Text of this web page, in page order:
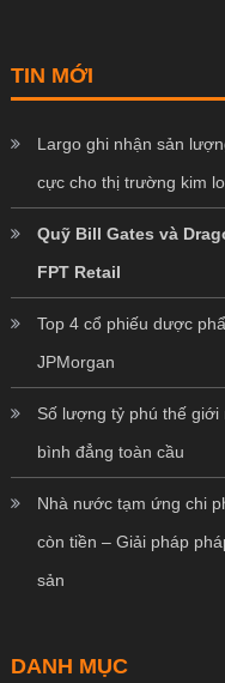
TIN MỚI
Largo ghi nhận sản
cực cho thị trường kim
Quỹ Bill Gates và
FPT Retail
Top 4 cổ phiếu dược
JPMorgan
Số lượng tỷ phú thế
bình đẳng toàn cầu
Nhà nước tạm ứng chi
còn tiền – Giải pháp
sản
DANH MỤC